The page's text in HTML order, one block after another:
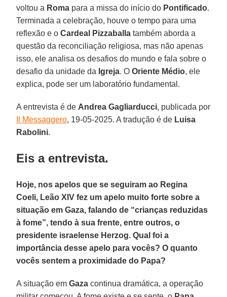
voltou a Roma para a missa do início do Pontificado.
Terminada a celebração, houve o tempo para uma
reflexão e oCardeal Pizzaballa também aborda a
questão da reconciliação religiosa, mas não apenas
isso, ele analisa os desafios do mundo e fala sobre o
desafio da unidade da Igreja. OOriente Médio, ele
explica, pode ser um laboratório fundamental.
A entrevista é de Andrea Gagliarducci, publicada por
Il Messaggero, 19-05-2025. A tradução é de Luisa
Rabolini.
Eis a entrevista.
Hoje, nos apelos que se seguiram ao Regina
Coeli, Leão XIV fez um apelo muito forte sobre a
situação em Gaza, falando de “crianças reduzidas
à fome”, tendo à sua frente, entre outros, o
presidente israelense Herzog. Qual foi a
importância desse apelo para vocês? O quanto
vocês sentem a proximidade do Papa?
A situação emGaza continua dramática, a operação